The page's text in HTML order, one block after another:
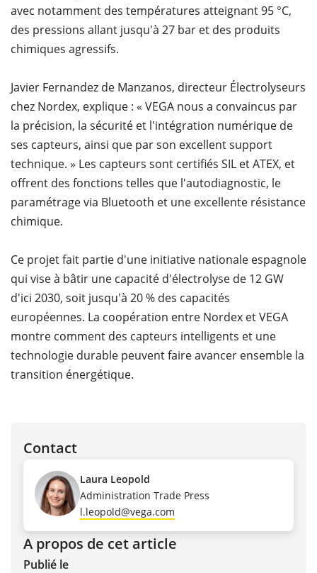
avec notamment des températures atteignant 95 °C,
des pressions allant jusqu'à 27 bar et des produits
chimiques agressifs.
Javier Fernandez de Manzanos, directeur Électrolyseurs
chez Nordex, explique : « VEGA nous a convaincus par
la précision, la sécurité et l'intégration numérique de
ses capteurs, ainsi que par son excellent support
technique. » Les capteurs sont certifiés SIL et ATEX, et
offrent des fonctions telles que l'autodiagnostic, le
paramétrage via Bluetooth et une excellente résistance
chimique.
Ce projet fait partie d'une initiative nationale espagnole
qui vise à bâtir une capacité d'électrolyse de 12 GW
d'ici 2030, soit jusqu'à 20 % des capacités
européennes. La coopération entre Nordex et VEGA
montre comment des capteurs intelligents et une
technologie durable peuvent faire avancer ensemble la
transition énergétique.
Contact
Laura Leopold
Administration Trade Press
l.leopold@vega.com
A propos de cet article
Publié le